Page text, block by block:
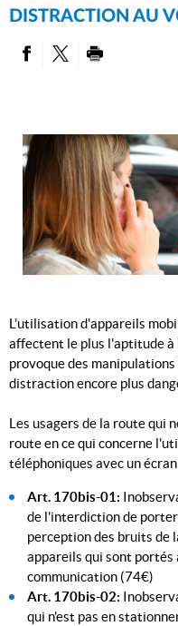
DISTRACTION AU
L’utilisation d'appareils
affectent le plus l'aptitude à
provoque des
distraction encore plus
Les usagers de la route qui
route en ce qui concerne
téléphoniques avec un
Art. 170bis-01:
de l'interdiction de
perception des bruits de
appareils qui sont portés
communication (74€)
Art. 170bis-02:
qui n'est pas en